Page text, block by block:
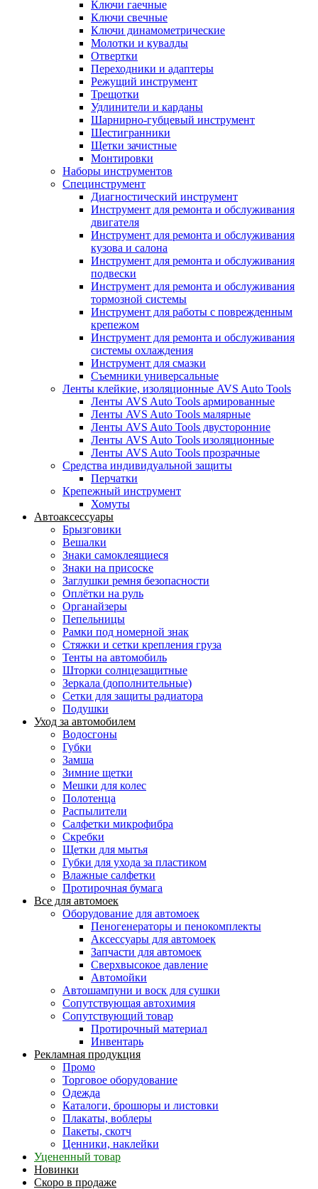
Ключи гаечные
Ключи свечные
Ключи динамометрические
Молотки и кувалды
Отвертки
Переходники и адаптеры
Режущий инструмент
Трещотки
Удлинители и карданы
Шарнирно-губцевый инструмент
Шестигранники
Щетки зачистные
Монтировки
Наборы инструментов
Специнструмент
Диагностический инструмент
Инструмент для ремонта и обслуживания
двигателя
Инструмент для ремонта и обслуживания
кузова и салона
Инструмент для ремонта и обслуживания
подвески
Инструмент для ремонта и обслуживания
тормозной системы
Инструмент для работы с поврежденным
крепежом
Инструмент для ремонта и обслуживания
системы охлаждения
Инструмент для смазки
Съемники универсальные
Ленты клейкие, изоляционные AVS Auto Tools
Ленты AVS Auto Tools армированные
Ленты AVS Auto Tools малярные
Ленты AVS Auto Tools двусторонние
Ленты AVS Auto Tools изоляционные
Ленты AVS Auto Tools прозрачные
Средства индивидуальной защиты
Перчатки
Крепежный инструмент
Хомуты
Автоаксессуары
Брызговики
Вешалки
Знаки самоклеящиеся
Знаки на присоске
Заглушки ремня безопасности
Оплётки на руль
Органайзеры
Пепельницы
Рамки под номерной знак
Стяжки и сетки крепления груза
Тенты на автомобиль
Шторки солнцезащитные
Зеркала (дополнительные)
Сетки для защиты радиатора
Подушки
Уход за автомобилем
Водосгоны
Губки
Замша
Зимние щетки
Мешки для колес
Полотенца
Распылители
Салфетки микрофибра
Скребки
Щетки для мытья
Губки для ухода за пластиком
Влажные салфетки
Протирочная бумага
Все для автомоек
Оборудование для автомоек
Пеногенераторы и пенокомплекты
Аксессуары для автомоек
Запчасти для автомоек
Сверхвысокое давление
Автомойки
Автошампуни и воск для сушки
Сопутствующая автохимия
Сопутствующий товар
Протирочный материал
Инвентарь
Рекламная продукция
Промо
Торговое оборудование
Одежда
Каталоги, брошюры и листовки
Плакаты, воблеры
Пакеты, скотч
Ценники, наклейки
Уцененный товар
Новинки
Скоро в продаже